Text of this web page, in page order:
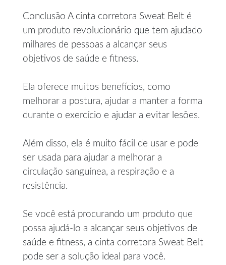
Conclusão A cinta corretora Sweat Belt é
um produto revolucionário que tem ajudado
milhares de pessoas a alcançar seus
objetivos de saúde e fitness.
Ela oferece muitos benefícios, como
melhorar a postura, ajudar a manter a forma
durante o exercício e ajudar a evitar lesões.
Além disso, ela é muito fácil de usar e pode
ser usada para ajudar a melhorar a
circulação sanguínea, a respiração e a
resistência.
Se você está procurando um produto que
possa ajudá-lo a alcançar seus objetivos de
saúde e fitness, a cinta corretora Sweat Belt
pode ser a solução ideal para você.